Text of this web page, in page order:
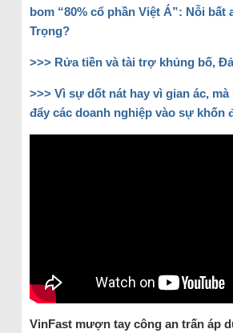
bom “80% cổ phần Việt Á”: Nỗi bất
Trọng?
>>> Rửa tiền và tài trợ khủng bố,
>>> Vì sự dốt nát hay vì gian ác, mà
đẩy các doanh nghiệp vào sự khốn
VinFast mượn tay công an trấn áp